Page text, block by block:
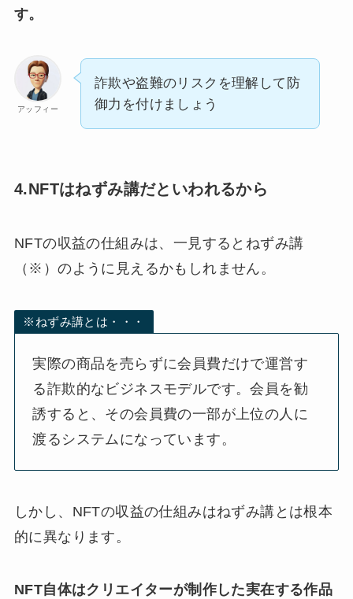
す。
アッフィー
詐欺や盗難のリスクを理解して防
御力を付けましょう
4.NFTはねずみ講だといわれるから
NFTの収益の仕組みは、一見するとねずみ講
（※）のように見えるかもしれません。
※ねずみ講とは・・・
実際の商品を売らずに会員費だけで運営す
る詐欺的なビジネスモデルです。会員を勧
誘すると、その会員費の一部が上位の人に
渡るシステムになっています。
しかし、NFTの収益の仕組みはねずみ講とは根本
的に異なります。
NFT自体はクリエイターが制作した実在する作品